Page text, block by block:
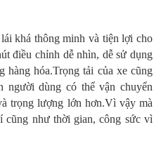
khá thông minh và tiện lợi cho
điều chỉnh dễ nhìn, dễ sử dụng
hàng hóa.Trọng tải của xe cũng
người dùng có thể vận chuyển
trọng lượng lớn hơn.Vì vậy mà
cũng như thời gian, công sức vì